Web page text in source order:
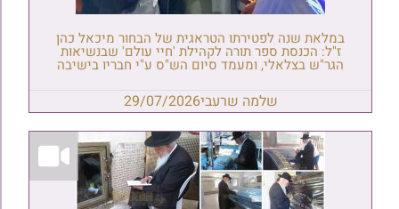
במלאת שנה לפטירתו הטראגית של הבחור מיכאל כהן
ז"ל: הכנסת ספר תורה לקהילת 'חיי עולם' שבנשיאות
הגר"ש בצלאלי, ומעמד סיום הש"ס ע"י חבריו בישיבה
שלמה שרעבי29/07/2026